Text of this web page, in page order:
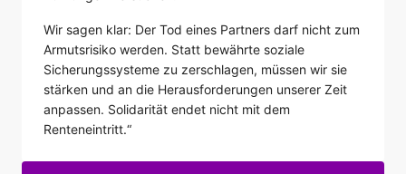
Wir sagen klar: Der Tod eines Partners darf nicht zum
Armutsrisiko werden. Statt bewährte soziale
Sicherungssysteme zu zerschlagen, müssen wir sie
stärken und an die Herausforderungen unserer Zeit
anpassen. Solidarität endet nicht mit dem
Renteneintritt.“